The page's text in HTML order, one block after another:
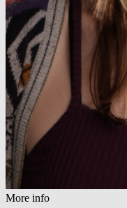
More info